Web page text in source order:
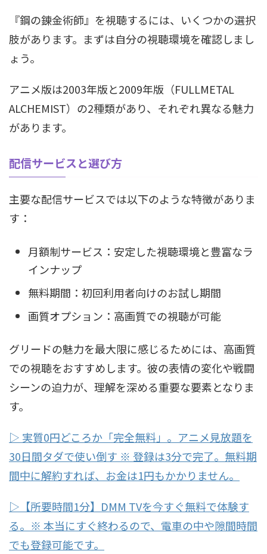
『鋼の錬金術師』を視聴するには、いくつかの選択
肢があります。まずは自分の視聴環境を確認しまし
ょう。
アニメ版は2003年版と2009年版（FULLMETAL
ALCHEMIST）の2種類があり、それぞれ異なる魅力
があります。
配信サービスと選び方
主要な配信サービスでは以下のような特徴がありま
す：
月額制サービス：安定した視聴環境と豊富なラ
インナップ
無料期間：初回利用者向けのお試し期間
画質オプション：高画質での視聴が可能
グリードの魅力を最大限に感じるためには、高画質
での視聴をおすすめします。彼の表情の変化や戦闘
シーンの迫力が、理解を深める重要な要素となりま
す。
▷ 実質0円どころか「完全無料」。アニメ見放題を
30日間タダで使い倒す ※ 登録は3分で完了。無料期
間中に解約すれば、お金は1円もかかりません。
▷【所要時間1分】DMM TVを今すぐ無料で体験す
る。※ 本当にすぐ終わるので、電車の中や隙間時間
でも登録可能です。